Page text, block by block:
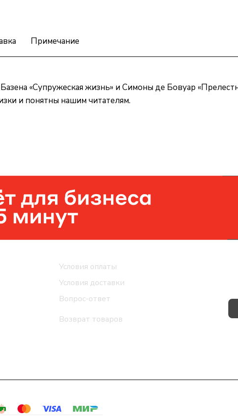
Примечание
«Супружеская жизнь» и Симоны де Бовуар
и понятны нашим читателям.
Условия оплаты
Условия доставки
Вопрос-ответ
Возврат товаров